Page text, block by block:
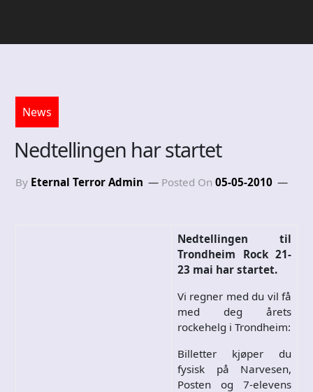
News
Nedtellingen har startet
By Eternal Terror Admin Posted On 05-05-2010
Nedtellingen til
Trondheim Rock 21-
23 mai har startet.
Vi regner med du vil få
med deg årets
rockehelg i Trondheim:
Billetter kjøper du
fysisk på Narvesen,
Posten og 7-elevens